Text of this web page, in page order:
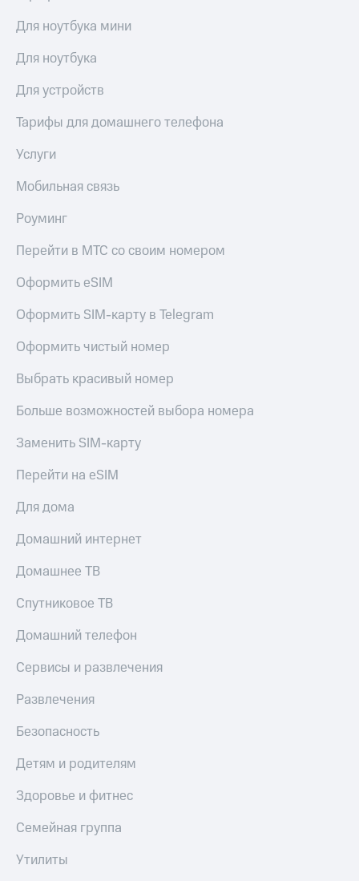
Для ноутбука мини
Для ноутбука
Для устройств
Тарифы для домашнего телефона
Услуги
Мобильная связь
Роуминг
Перейти в МТС со своим номером
Оформить eSIM
Оформить SIM-карту в Telegram
Оформить чистый номер
Выбрать красивый номер
Больше возможностей выбора номера
Заменить SIM-карту
Перейти на eSIM
Для дома
Домашний интернет
Домашнее ТВ
Спутниковое ТВ
Домашний телефон
Сервисы и развлечения
Развлечения
Безопасность
Детям и родителям
Здоровье и фитнес
Семейная группа
Утилиты